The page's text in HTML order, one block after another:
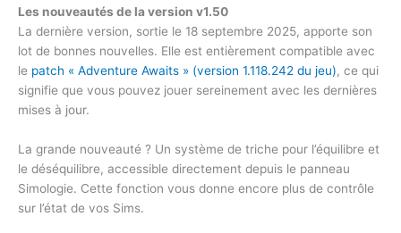
Les nouveautés de la version v1.50
La dernière version, sortie le 18 septembre 2025, apporte son
lot de bonnes nouvelles. Elle est entièrement compatible avec
le patch « Adventure Awaits » (version 1.118.242 du jeu), ce qui
signifie que vous pouvez jouer sereinement avec les dernières
mises à jour.
La grande nouveauté ? Un système de triche pour l’équilibre et
le déséquilibre, accessible directement depuis le panneau
Simologie. Cette fonction vous donne encore plus de contrôle
sur l’état de vos Sims.